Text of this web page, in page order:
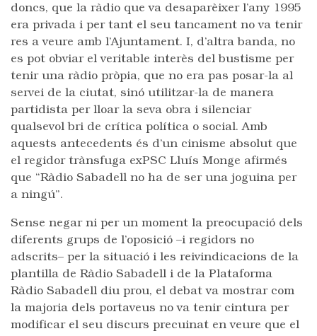
doncs, que la ràdio que va desaparèixer l’any 1995
era privada i per tant el seu tancament no va tenir
res a veure amb l’Ajuntament. I, d’altra banda, no
es pot obviar el veritable interès del bustisme per
tenir una ràdio pròpia, que no era pas posar-la al
servei de la ciutat, sinó utilitzar-la de manera
partidista per lloar la seva obra i silenciar
qualsevol bri de crítica política o social. Amb
aquests antecedents és d’un cinisme absolut que
el regidor trànsfuga exPSC Lluís Monge afirmés
que “Ràdio Sabadell no ha de ser una joguina per
a ningú”.
Sense negar ni per un moment la preocupació dels
diferents grups de l’oposició –i regidors no
adscrits– per la situació i les reivindicacions de la
plantilla de Ràdio Sabadell i de la Plataforma
Ràdio Sabadell diu prou, el debat va mostrar com
la majoria dels portaveus no va tenir cintura per
modificar el seu discurs precuinat en veure que el